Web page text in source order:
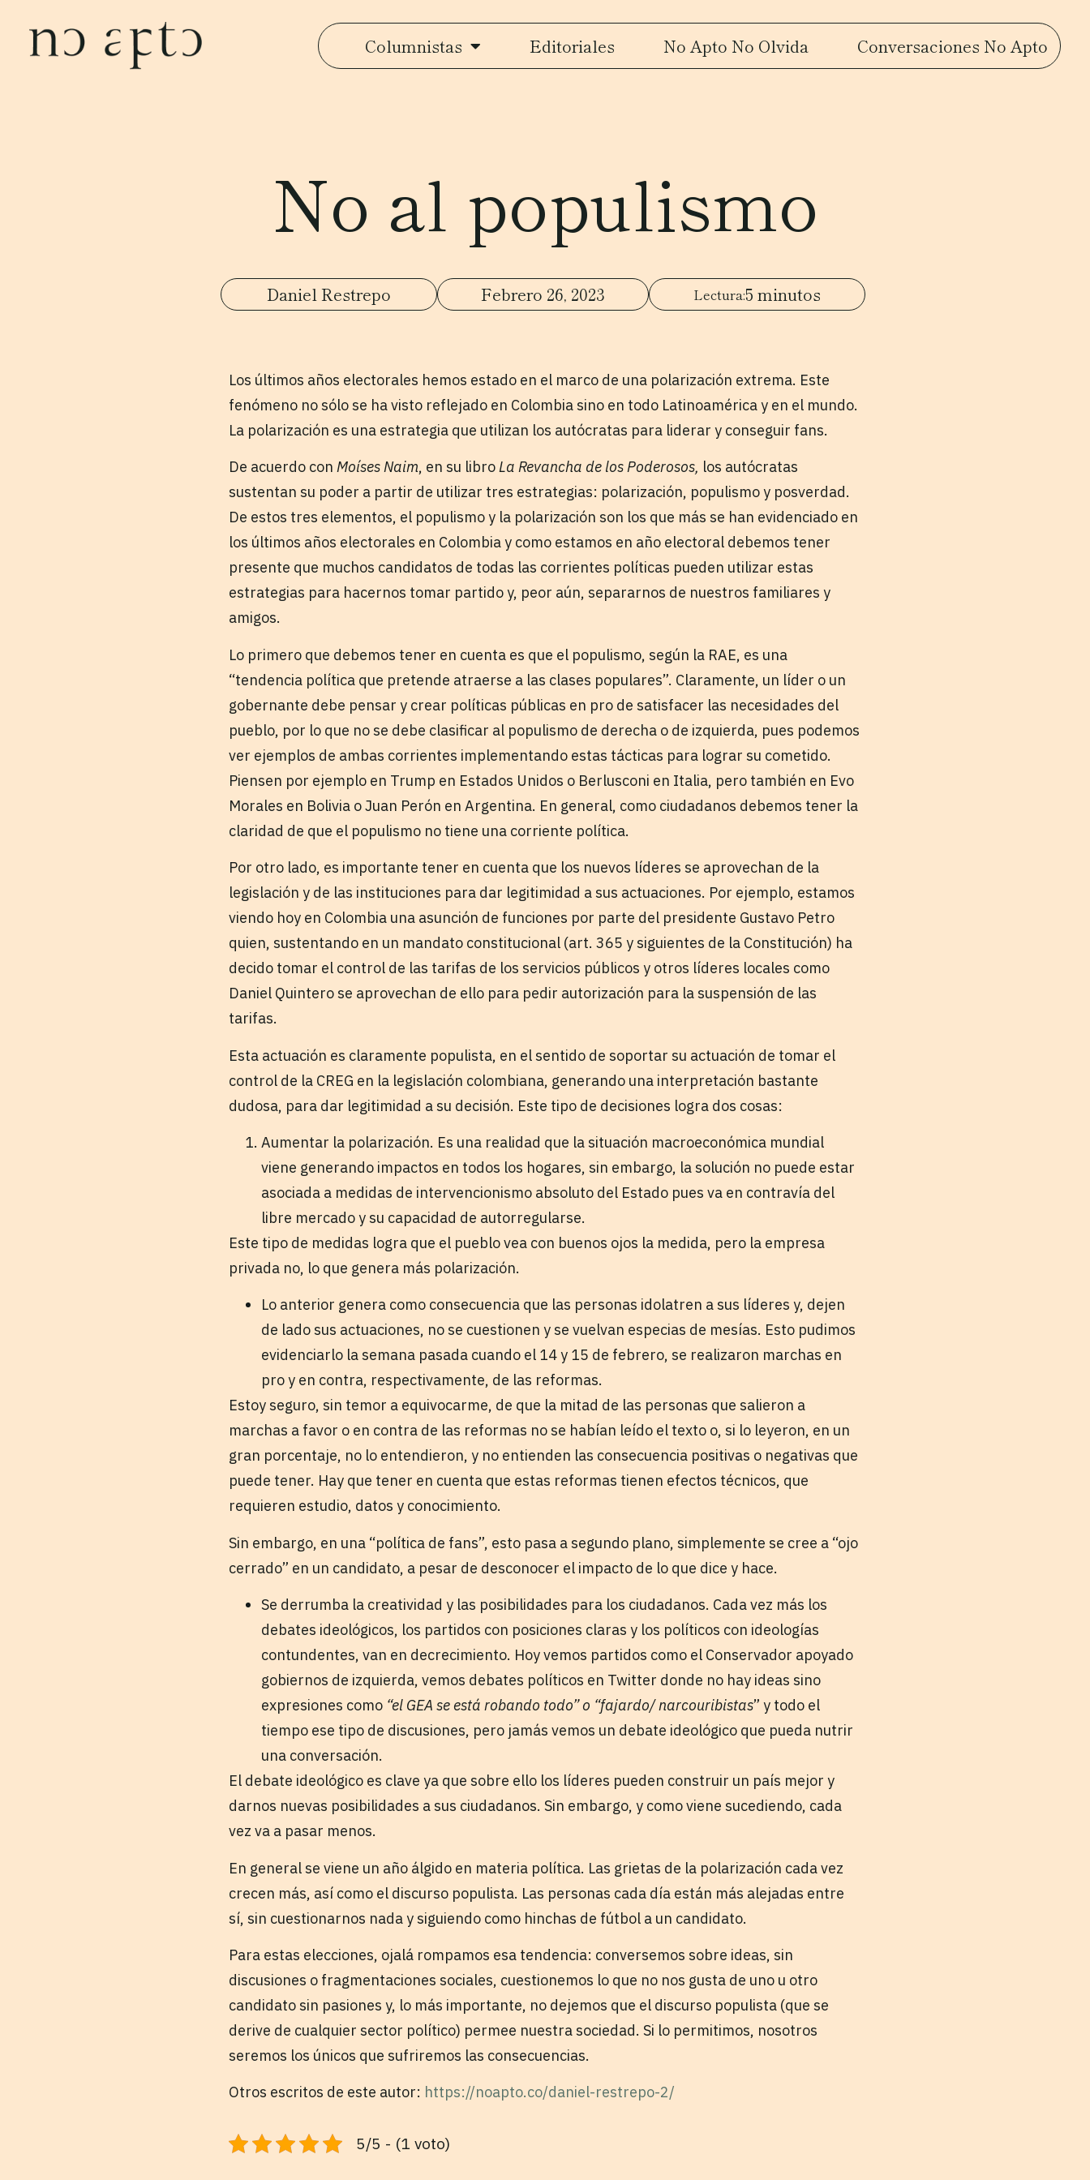
Columnistas Editoriales No Apto No Olvida Conversaciones No Apto
No al populismo
Daniel Restrepo Febrero 26, 2023 5 minutos
Los últimos años electorales hemos estado en el marco de una polarización extrema. Este
fenómeno no sólo se ha visto reflejado en Colombia sino en todo Latinoamérica y en el mundo.
La polarización es una estrategia que utilizan los autócratas para liderar y conseguir fans.
De acuerdo con Moíses Naim, en su libroLa Revancha de los Poderosos, los autócratas
sustentan su poder a partir de utilizar tres estrategias: polarización, populismo y posverdad.
De estos tres elementos, el populismo y la polarización son los que más se han evidenciado en
los últimos años electorales en Colombia y como estamos en año electoral debemos tener
presente que muchos candidatos de todas las corrientes políticas pueden utilizar estas
estrategias para hacernos tomar partido y, peor aún, separarnos de nuestros familiares y
amigos.
Lo primero que debemos tener en cuenta es que el populismo, según la RAE, es una
“tendencia política que pretende atraerse a las clases populares”. Claramente, un líder o un
gobernante debe pensar y crear políticas públicas en pro de satisfacer las necesidades del
pueblo, por lo que no se debe clasificar al populismo de derecha o de izquierda, pues podemos
ver ejemplos de ambas corrientes implementando estas tácticas para lograr su cometido.
Piensen por ejemplo en Trump en Estados Unidos o Berlusconi en Italia, pero también en Evo
Morales en Bolivia o Juan Perón en Argentina. En general, como ciudadanos debemos tener la
claridad de que el populismo no tiene una corriente política.
Por otro lado, es importante tener en cuenta que los nuevos líderes se aprovechan de la
legislación y de las instituciones para dar legitimidad a sus actuaciones. Por ejemplo, estamos
viendo hoy en Colombia una asunción de funciones por parte del presidente Gustavo Petro
quien, sustentando en un mandato constitucional (art. 365 y siguientes de la Constitución) ha
decido tomar el control de las tarifas de los servicios públicos y otros líderes locales como
Daniel Quintero se aprovechan de ello para pedir autorización para la suspensión de las
tarifas.
Esta actuación es claramente populista, en el sentido de soportar su actuación de tomar el
control de la CREG en la legislación colombiana, generando una interpretación bastante
dudosa, para dar legitimidad a su decisión. Este tipo de decisiones logra dos cosas:
Aumentar la polarización. Es una realidad que la situación macroeconómica mundial
viene generando impactos en todos los hogares, sin embargo, la solución no puede estar
asociada a medidas de intervencionismo absoluto del Estado pues va en contravía del
libre mercado y su capacidad de autorregularse.
Este tipo de medidas logra que el pueblo vea con buenos ojos la medida, pero la empresa
privada no, lo que genera más polarización.
Lo anterior genera como consecuencia que las personas idolatren a sus líderes y, dejen
de lado sus actuaciones, no se cuestionen y se vuelvan especias de mesías. Esto pudimos
evidenciarlo la semana pasada cuando el 14 y 15 de febrero, se realizaron marchas en
pro y en contra, respectivamente, de las reformas.
Estoy seguro, sin temor a equivocarme, de que la mitad de las personas que salieron a
marchas a favor o en contra de las reformas no se habían leído el texto o, si lo leyeron, en un
gran porcentaje, no lo entendieron, y no entienden las consecuencia positivas o negativas que
puede tener. Hay que tener en cuenta que estas reformas tienen efectos técnicos, que
requieren estudio, datos y conocimiento.
Sin embargo, en una “política de fans”, esto pasa a segundo plano, simplemente se cree a “ojo
cerrado” en un candidato, a pesar de desconocer el impacto de lo que dice y hace.
Se derrumba la creatividad y las posibilidades para los ciudadanos. Cada vez más los
debates ideológicos, los partidos con posiciones claras y los políticos con ideologías
contundentes, van en decrecimiento. Hoy vemos partidos como el Conservador apoyado
gobiernos de izquierda, vemos debates políticos en Twitter donde no hay ideas sino
expresiones como “el GEA se está robando todo” o “fajardo/ narcouribistas” y todo el
tiempo ese tipo de discusiones, pero jamás vemos un debate ideológico que pueda nutrir
una conversación.
El debate ideológico es clave ya que sobre ello los líderes pueden construir un país mejor y
darnos nuevas posibilidades a sus ciudadanos. Sin embargo, y como viene sucediendo, cada
vez va a pasar menos.
En general se viene un año álgido en materia política. Las grietas de la polarización cada vez
crecen más, así como el discurso populista. Las personas cada día están más alejadas entre
sí, sin cuestionarnos nada y siguiendo como hinchas de fútbol a un candidato.
Para estas elecciones, ojalá rompamos esa tendencia: conversemos sobre ideas, sin
discusiones o fragmentaciones sociales, cuestionemos lo que no nos gusta de uno u otro
candidato sin pasiones y, lo más importante, no dejemos que el discurso populista (que se
derive de cualquier sector político) permee nuestra sociedad. Si lo permitimos, nosotros
seremos los únicos que sufriremos las consecuencias.
Otros escritos de este autor: https://noapto.co/daniel-restrepo-2/
5/5 - (1 voto)